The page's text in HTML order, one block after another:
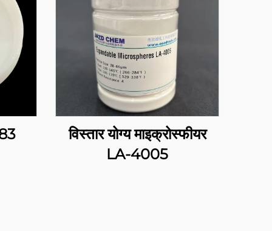
विस्तार योग्य माइक्रोस्फीयर
LA-4005